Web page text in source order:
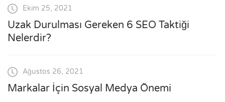
Ekim 25, 2021
Uzak Durulması Gereken 6 SEO Taktiği
Nelerdir?
Ağustos 26, 2021
Markalar İçin Sosyal Medya Önemi